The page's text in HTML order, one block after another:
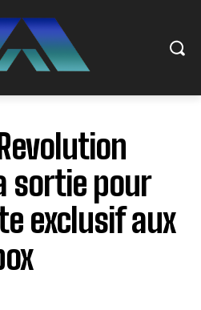
sortie pour
exclusif aux